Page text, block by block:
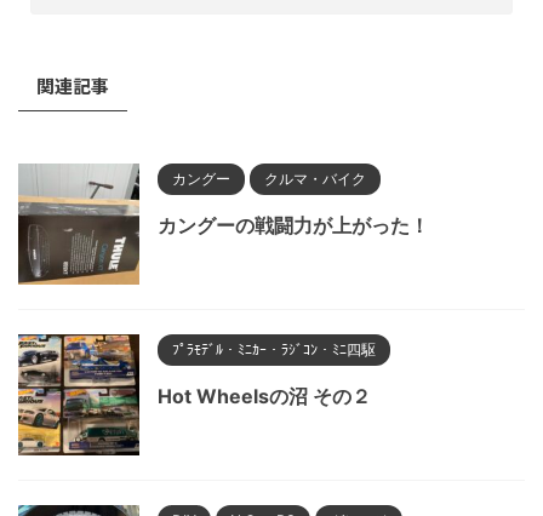
関連記事
カングー クルマ・バイク
カングーの戦闘力が上がった！
ﾌﾟﾗﾓﾃﾞﾙ・ﾐﾆｶｰ・ﾗｼﾞｺﾝ・ﾐﾆ四駆
Hot Wheelsの沼 その２